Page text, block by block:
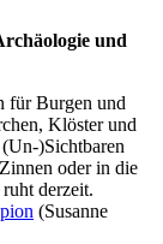
und
für Burgen und
Klöster und
)Sichtbaren
oder in die
derzeit.
(Susanne